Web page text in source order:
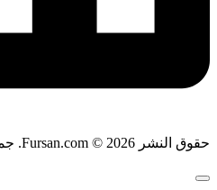
حقوق النشر Fursan.com © 2026. جميع الحقوق محفوظة.